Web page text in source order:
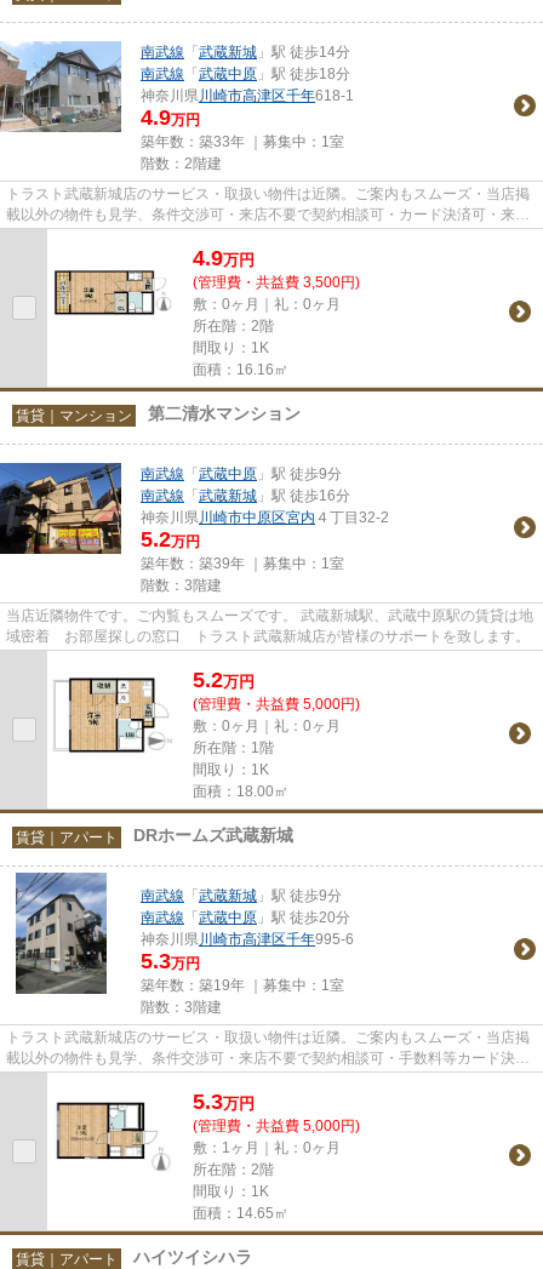
南武線 「武蔵新城 」駅 徒歩14分
南武線 「武蔵中原 」駅 徒歩18分
神奈川県川崎市高津区千年618-1
4.9万円
築年数：築33年 ｜募集中： 1室
階数：2階建
トラスト武蔵新城店のサービス・取扱い物件は近隣。ご案内もスムーズ・当店掲
載以外の物件も見学、条件交渉可・来店不要で契約相談可・カード決済可・来店
時無料駐車場有（要電話予約...
4.9万円
(管理費・共益費 3,500円)
敷：0ヶ月｜礼：0ヶ月
所在階：2階
間取り：1K
面積：16.16㎡
賃貸｜マンション 第二清水マンション
南武線 「武蔵中原 」駅 徒歩9分
南武線 「武蔵新城 」駅 徒歩16分
神奈川県川崎市中原区宮内 ４丁目32-2
5.2万円
築年数：築39年 ｜募集中： 1室
階数：3階建
当店近隣物件です。ご内覧もスムーズです。 武蔵新城駅、武蔵中原駅の賃貸は地
域密着 お部屋探しの窓口 トラスト武蔵新城店が皆様のサポートを致します。
5.2万円
(管理費・共益費 5,000円)
敷：0ヶ月｜礼：0ヶ月
所在階：1階
間取り：1K
面積：18.00㎡
賃貸｜アパート DRホームズ武蔵新城
南武線 「武蔵新城 」駅 徒歩9分
南武線 「武蔵中原 」駅 徒歩20分
神奈川県川崎市高津区千年995-6
5.3万円
築年数：築19年 ｜募集中： 1室
階数：3階建
トラスト武蔵新城店のサービス・取扱い物件は近隣。ご案内もスムーズ・当店掲
載以外の物件も見学、条件交渉可・来店不要で契約相談可・手数料等カード決済
可・来店時無料駐車場有（要...
5.3万円
(管理費・共益費 5,000円)
敷：1ヶ月｜礼：0ヶ月
所在階：2階
間取り：1K
面積：14.65㎡
賃貸｜アパート ハイツイシハラ